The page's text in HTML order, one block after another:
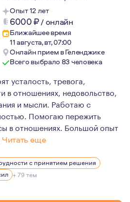
Опыт 12 лет
6000₽/ онлайн
Ближайшее время
11 августа, вт, 07:00
Онлайн прием в Геленджике
Всего выбрало 83 человека
усталость, тревога,
в отношениях, недовольство,
и мысли. Работаю с
Помогаю пережить
в отношениях. Большой опыт
Читать еще
относятся к своему
- ресурсы, время, силы,
и поддержать на любом этапе
с принятием решения
+ 79 тем